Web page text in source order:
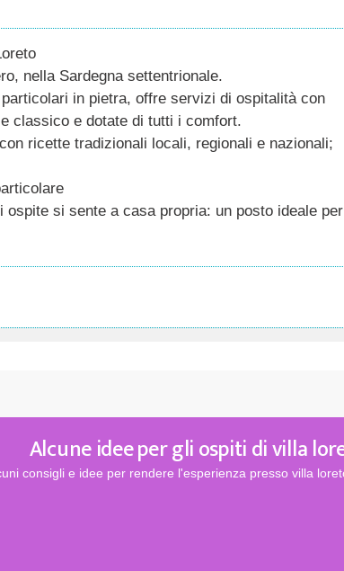
nella Sardegna settentrionale.
in pietra, offre servizi di ospitalità con
classico e dotate di tutti i comfort.
ricette tradizionali locali, regionali e nazionali;
ospite si sente a casa propria: un posto ideale per
Alcune idee per gli ospiti di villa
consigli e idee per rendere l'esperienza presso villa